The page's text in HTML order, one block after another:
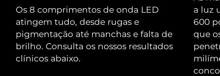
Os 8 comprimentos de onda LED
atingem tudo, desde rugas e
pigmentação até manchas e falta de
brilho. Consulta os nossos resultados
clínicos abaixo.
a luz
600
que
Advanced pore care essentials
For healthy hair
issa™ Teeth Whitening Gel
18% PAP
Cosméticos Homens
Israel Entrega prevista 13/08/2026
Itália Entrega prevista09/08/2026
12/08/2026